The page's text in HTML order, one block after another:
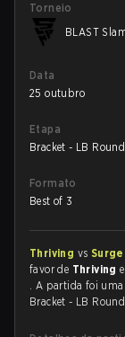
Torneio
BLAST
Data
25 outubro
Etapa
Bracket - LB
Formato
Best of 3
Thriving vs
favor de Thriving
. A partida foi uma
Bracket - LB